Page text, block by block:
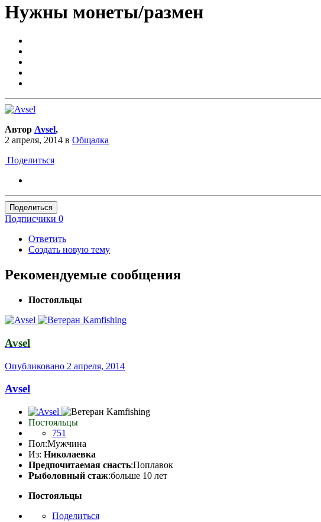
Нужны монеты/размен
Автор Avsel,
2 апреля, 2014 в Общалка
Поделиться
Поделиться
Подписчики 0
Ответить
Создать новую тему
Рекомендуемые сообщения
Постояльцы
Avsel
Опубликовано 2 апреля, 2014
Avsel
Постояльцы
751
Пол:Мужчина
Из: Николаевка
Предпочитаемая снасть:Поплавок
Рыболовный стаж:больше 10 лет
Постояльцы
Поделиться